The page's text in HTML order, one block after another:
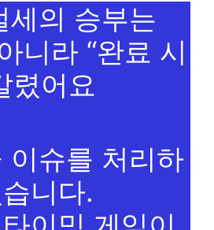
세의 승부는
니라 “완료 시
렸어요
이슈를 처리하
니다.